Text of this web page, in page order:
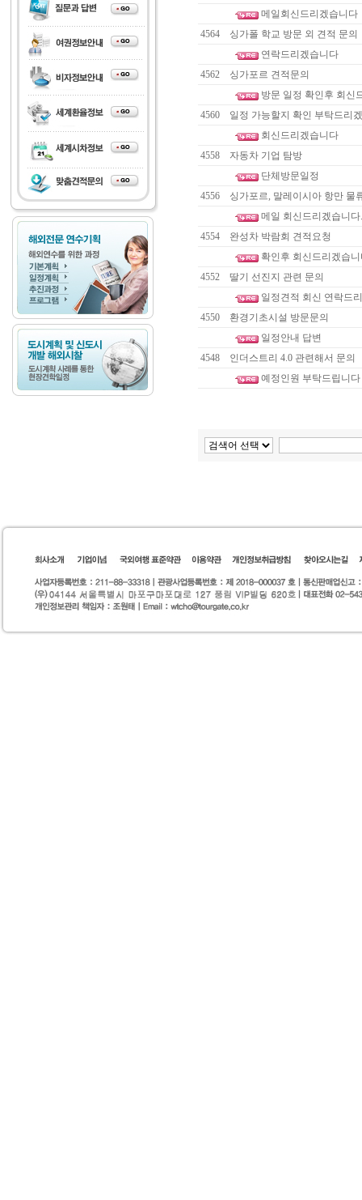
메일회신드리겠습니다
4564
싱가폴 학교 방문 외 견적 문의
연락드리겠습니다
4562
싱가포르 견적문의
방문 일정 확인후 회신
4560
일정 가능할지 확인 부탁드리
회신드리겠습니다
4558
자동차 기업 탐방
단체방문일정
4556
싱가포르, 말레이시아 항만 물
메일 회신드리겠습니다
4554
완성차 박람회 견적요청
확인후 회신드리겠습
4552
딸기 선진지 관련 문의
일정견적 회신 연락드
4550
환경기초시설 방문문의
일정안내 답변
4548
인더스트리 4.0 관련해서 문의
예정인원 부탁드립니다